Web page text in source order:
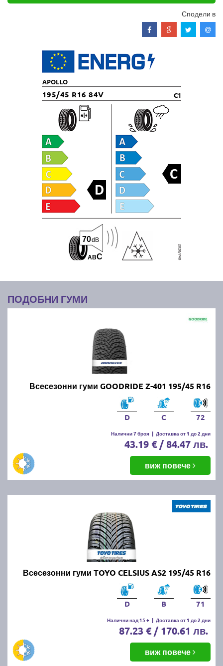
Сподели в
APOLLO
195/45 R16 84V C1
ABC
70dB
ПОДОБНИ ГУМИ
Всесезонни гуми GOODRIDE Z-401 195/45 R16
D C 72
Налични 7 броя | Доставка от 1 до 2 дни
43.19 € / 84.47 лв.
виж повече
Всесезонни гуми TOYO CELSIUS AS2 195/45 R16
D B 71
Налични над 15 + | Доставка от 1 до 2 дни
87.23 € / 170.61 лв.
виж повече